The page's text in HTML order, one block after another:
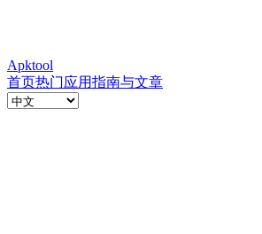
Apktool
首页热门应用指南与文章